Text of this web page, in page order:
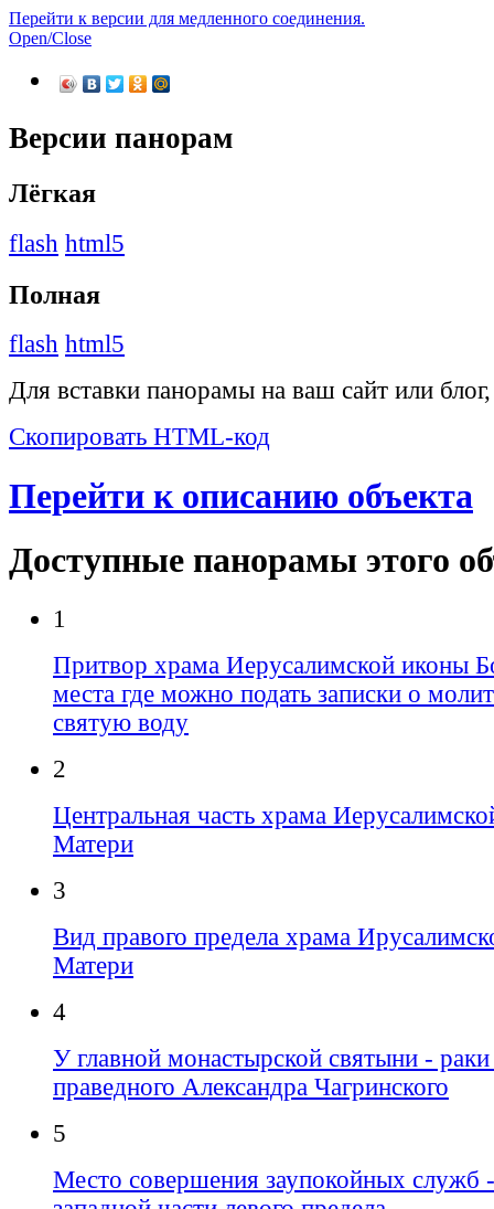
Перейти к версии для медленного соединения.
Open/Close
Версии панорам
Лёгкая
flash html5
Полная
flash html5
Для вставки панорамы на ваш сайт или
Скопировать HTML-код
Перейти к описанию объекта
Доступные панорамы этого
1
Притвор храма Иерусалимской иконы
места где можно подать записки о
святую воду
2
Центральная часть храма
Матери
3
Вид правого предела храма
Матери
4
У главной монастырской святыни -
праведного Александра Чагринского
5
Место совершения заупокойных служб